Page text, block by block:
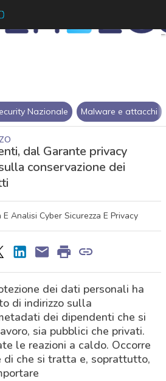
Nazionale Malware e attacchi
dal Garante privacy
conservazione dei
Analisi Cyber Sicurezza E Privacy
dei dati personali ha
di indirizzo sulla
dei dipendenti che si
sia pubblici che privati.
le reazioni a caldo. Occorre
di che si tratta e, soprattutto,